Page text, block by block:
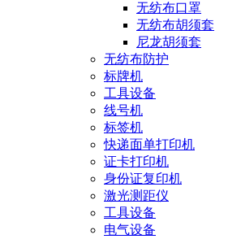
无纺布口罩
无纺布胡须套
尼龙胡须套
无纺布防护
标牌机
工具设备
线号机
标签机
快递面单打印机
证卡打印机
身份证复印机
激光测距仪
工具设备
电气设备